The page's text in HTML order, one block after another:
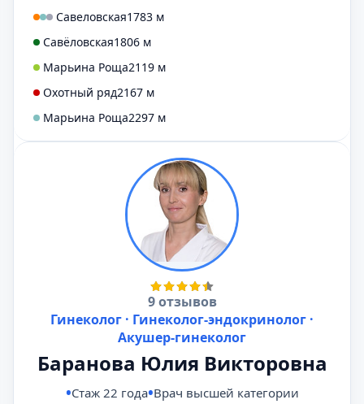
Савеловская1783 м
Савёловская1806 м
Марьина Роща2119 м
Охотный ряд2167 м
Марьина Роща2297 м
9 отзывов
Гинеколог · Гинеколог-эндокринолог ·
Акушер-гинеколог
Баранова Юлия Викторовна
Стаж 22 года Врач высшей категории